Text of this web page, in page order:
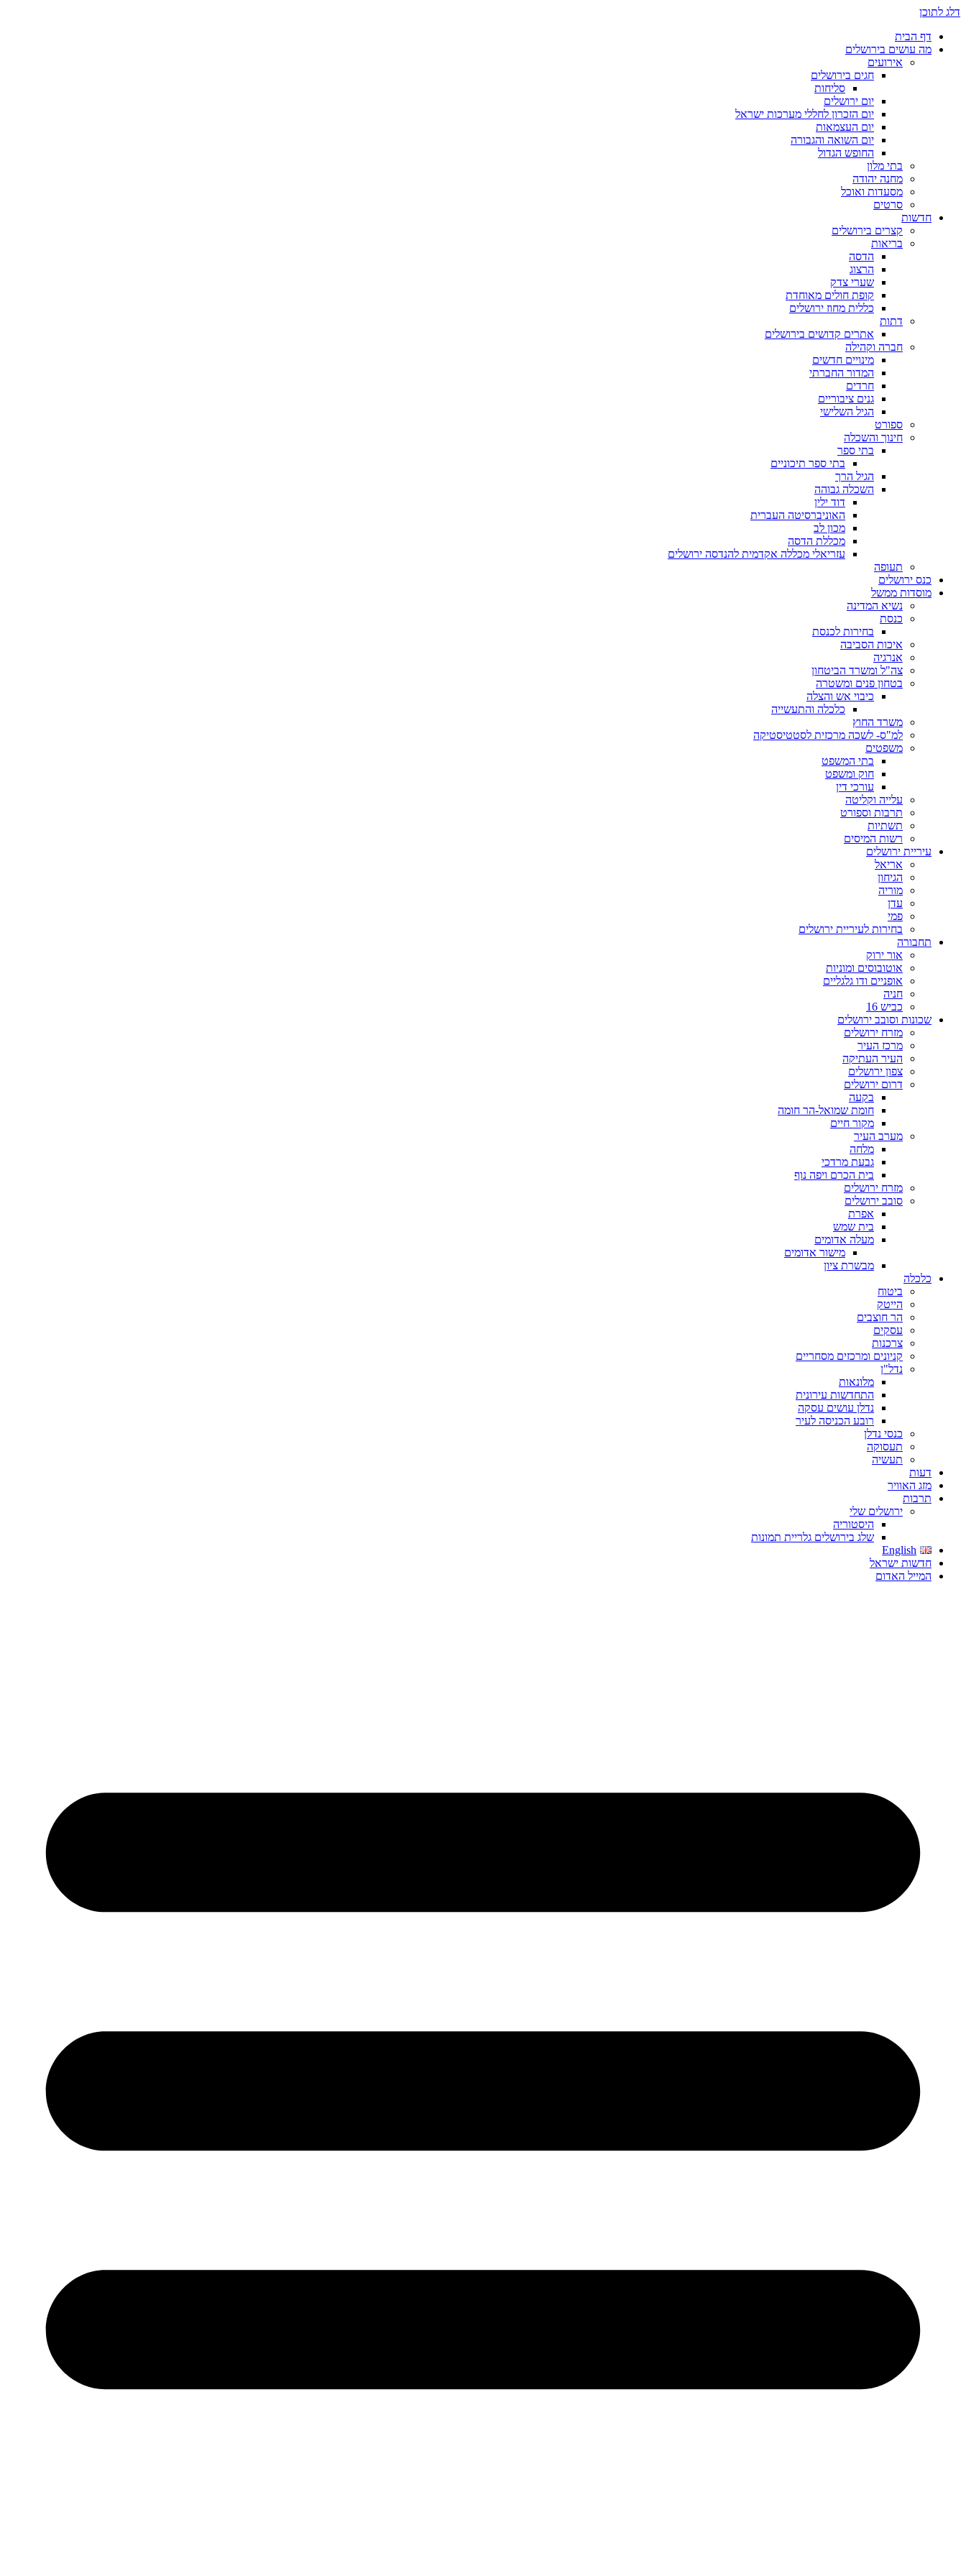
דלג לתוכן
דף הבית
מה עושים בירושלים
אירועים
חגים בירושלים
סליחות
יום ירושלים
יום הזכרון לחללי מערכות ישראל
יום העצמאות
יום השואה והגבורה
החופש הגדול
בתי מלון
מחנה יהודה
מסעדות ואוכל
סרטים
חדשות
קצרים בירושלים
בריאות
הדסה
הרצוג
שערי צדק
קופת חולים מאוחדת
כללית מחוז ירושלים
דתות
אתרים קדושים בירושלים
חברה וקהילה
מינויים חדשים
המדור החברתי
חרדים
גנים ציבוריים
הגיל השלישי
ספורט
חינוך והשכלה
בתי ספר
בתי ספר תיכוניים
הגיל הרך
השכלה גבוהה
דוד ילין
האוניברסיטה העברית
מכון לב
מכללת הדסה
עזריאלי מכללה אקדמית להנדסה ירושלים
תעופה
כנס ירושלים
מוסדות ממשל
נשיא המדינה
כנסת
בחירות לכנסת
איכות הסביבה
אנרגיה
צה"ל ומשרד הביטחון
בטחון פנים ומשטרה
כיבוי אש והצלה
כלכלה והתעשייה
משרד החוץ
למ"ס- לשכה מרכזית לסטטיסטיקה
משפטים
בתי המשפט
חוק ומשפט
עורכי דין
עלייה וקליטה
תרבות וספורט
תשתיות
רשות המיסים
עיריית ירושלים
אריאל
הגיחון
מוריה
עדן
פמי
בחירות לעיריית ירושלים
תחבורה
אור ירוק
אוטובוסים ומוניות
אופניים ודו גלגליים
חניה
כביש 16
שכונות וסובב ירושלים
מזרח ירושלים
מרכז העיר
העיר העתיקה
צפון ירושלים
דרום ירושלים
בקעה
חומת שמואל-הר חומה
מקור חיים
מערב העיר
מלחה
גבעת מרדכי
בית הכרם ויפה נוף
מזרח ירושלים
סובב ירושלים
אפרת
בית שמש
מעלה אדומים
מישור אדומים
מבשרת ציון
כלכלה
ביטוח
הייטק
הר חוצבים
עסקים
צרכנות
קניונים ומרכזים מסחריים
נדל"ן
מלונאות
התחדשות עירונית
נדלן עושים עסקה
רובע הכניסה לעיר
כנסי נדלן
תעסוקה
תעשיה
דעות
מזג האוויר
תרבות
ירושלים שלי
היסטוריה
שלג בירושלים גלריית תמונות
English
חדשות ישראל
המייל האדום